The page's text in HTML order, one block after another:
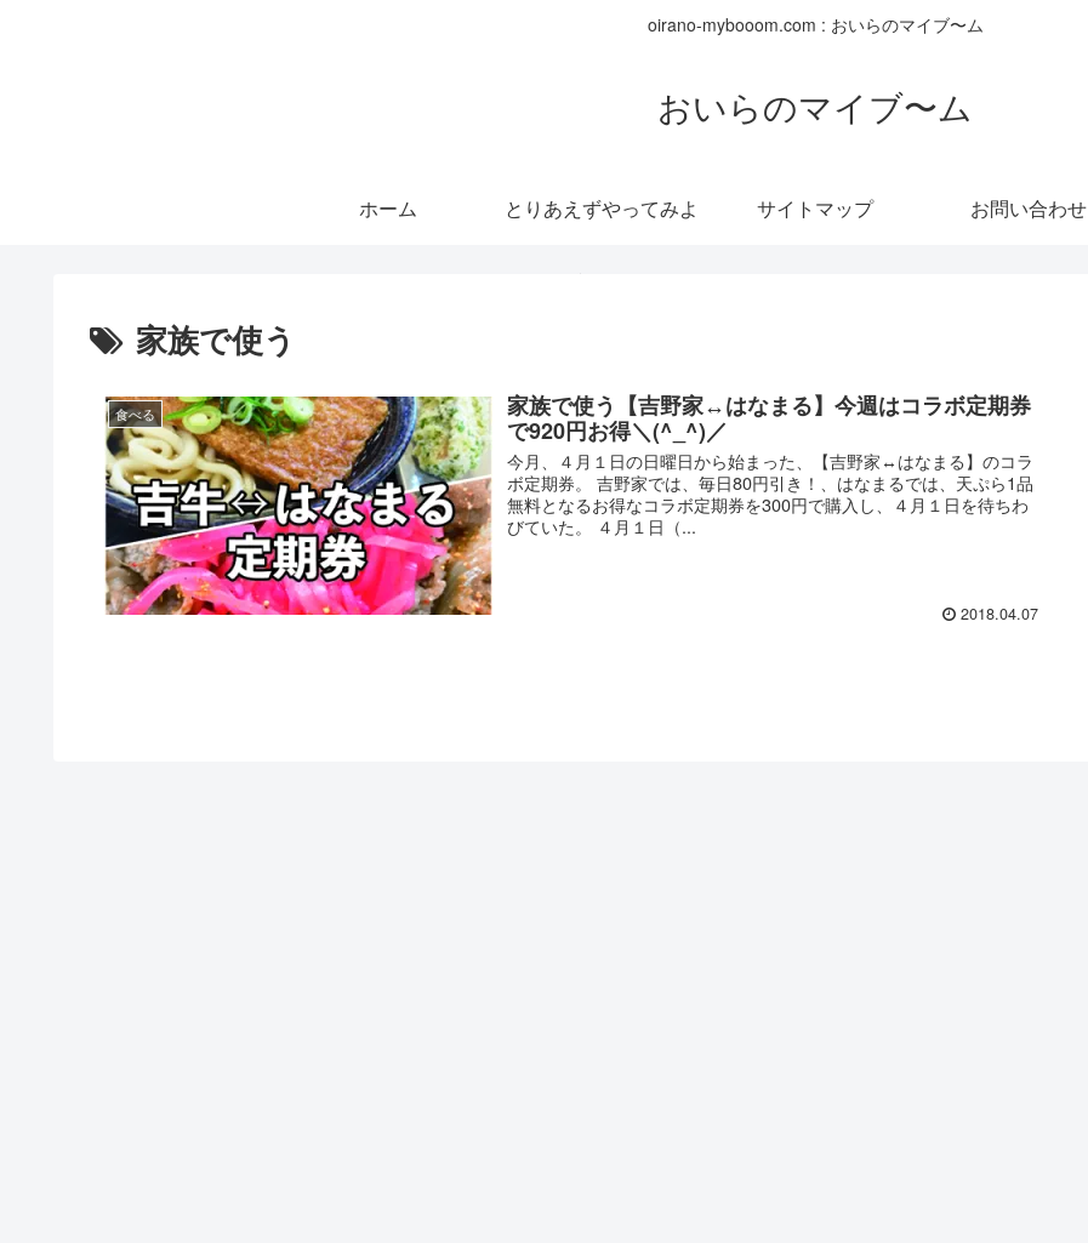
oirano-mybooom.com : おいらのマイブ〜ム
おいらのマイブ〜ム
ホーム とりあえずやってみよ
う！！
サイトマップ お問い合わせ
家族で使う
食べる
家族で使う【吉野家↔はなまる】今週はコラボ定期券
で920円お得＼(^_^)／
今月、４月１日の日曜日から始まった、【吉野家↔はなまる】のコラ
ボ定期券。 吉野家では、毎日80円引き！、はなまるでは、天ぷら1品
無料となるお得なコラボ定期券を300円で購入し、４月１日を待ちわ
びていた。 ４月１日（...
2018.04.07